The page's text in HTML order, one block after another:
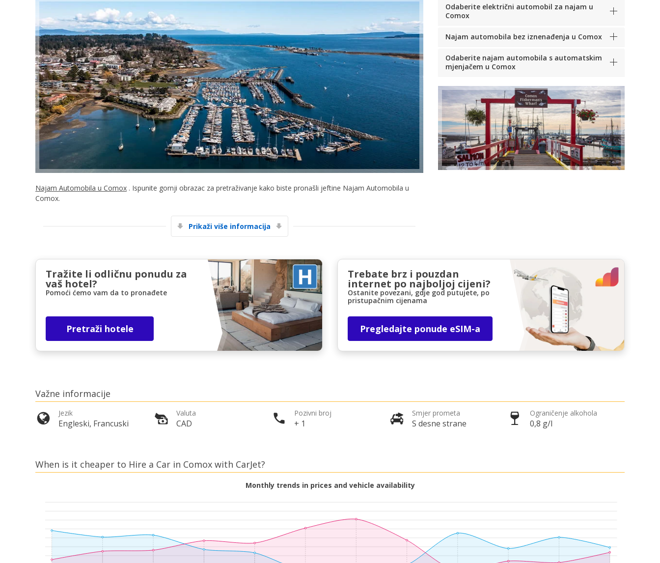
Najam Automobila u Comox . Ispunite gornji obrazac za pretraživanje kako biste pronašli jeftine Najam Automobila u
Comox.
Prikaži više informacija
Odaberite električni automobil za najam u
Comox
Najam automobila bez iznenađenja u Comox
Odaberite najam automobila s automatskim
mjenjačem u Comox
Tražite li odličnu ponudu za
vaš hotel?
Pomoći ćemo vam da to pronađete
Pretraži hotele
Trebate brz i pouzdan
internet po najboljoj cijeni?
Ostanite povezani, gdje god putujete, po
pristupačnim cijenama
Pregledajte ponude eSIM-a
Važne informacije
Jezik
Engleski, Francuski
Valuta
CAD
Pozivni broj
+ 1
Smjer prometa
S desne strane
Ograničenje alkohola
0,8 g/l
When is it cheaper to Hire a Car in Comox with CarJet?
Monthly trends in prices and vehicle availability
Posebni popusti
Prijava putem eLinka